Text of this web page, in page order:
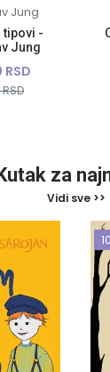
Jung
tipovi -
Jung
za
Vidi sve >>